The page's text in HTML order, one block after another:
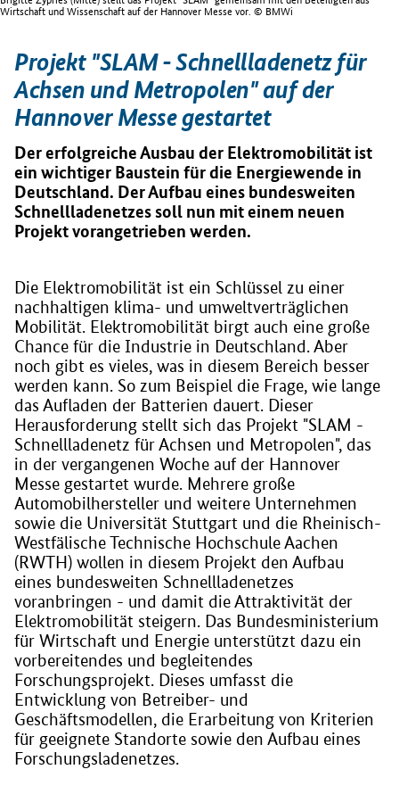
Wirtschaft und Wissenschaft auf der Hannover Messe vor. © BMWi
Projekt "SLAM - Schnellladenetz für
Achsen und Metropolen" auf der
Hannover Messe gestartet
Der erfolgreiche Ausbau der Elektromobilität ist
ein wichtiger Baustein für die Energiewende in
Deutschland. Der Aufbau eines bundesweiten
Schnellladenetzes soll nun mit einem neuen
Projekt vorangetrieben werden.
Die Elektromobilität ist ein Schlüssel zu einer
nachhaltigen klima- und umweltverträglichen
Mobilität. Elektromobilität birgt auch eine große
Chance für die Industrie in Deutschland. Aber
noch gibt es vieles, was in diesem Bereich besser
werden kann. So zum Beispiel die Frage, wie lange
das Aufladen der Batterien dauert. Dieser
Herausforderung stellt sich das Projekt "SLAM -
Schnellladenetz für Achsen und Metropolen", das
in der vergangenen Woche auf der Hannover
Messe gestartet wurde. Mehrere große
Automobilhersteller und weitere Unternehmen
sowie die Universität Stuttgart und die Rheinisch-
Westfälische Technische Hochschule Aachen
(RWTH) wollen in diesem Projekt den Aufbau
eines bundesweiten Schnellladenetzes
voranbringen - und damit die Attraktivität der
Elektromobilität steigern. Das Bundesministerium
für Wirtschaft und Energie unterstützt dazu ein
vorbereitendes und begleitendes
Forschungsprojekt. Dieses umfasst die
Entwicklung von Betreiber- und
Geschäftsmodellen, die Erarbeitung von Kriterien
für geeignete Standorte sowie den Aufbau eines
Forschungsladenetzes.